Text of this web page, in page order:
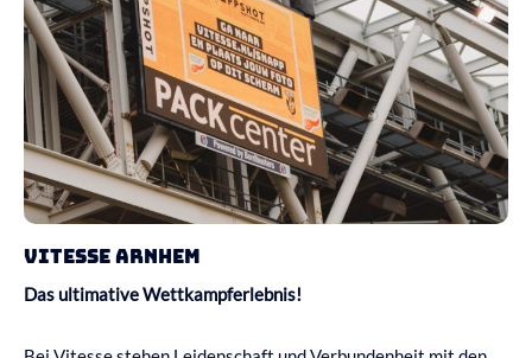
Vitesse Arnhem
Das ultimative Wettkampferlebnis! ️